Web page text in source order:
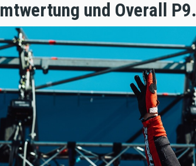
und Overall P9.